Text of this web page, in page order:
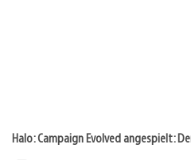
Halo: Campaign Evolved angespielt: